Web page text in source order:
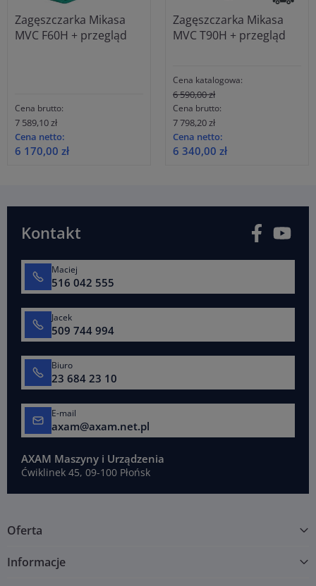
Zagęszczarka Mikasa
MVC F60H + przegląd
Cena brutto:
7 589,10 zł
Cena netto:
6 170,00 zł
Zagęszczarka Mikasa
MVC T90H + przegląd
Cena katalogowa:
6 590,00 zł
Cena brutto:
7 798,20 zł
Cena netto:
6 340,00 zł
Kontakt Facebook
Maciej
516 042 555
Jacek
509 744 994
Biuro
23 684 23 10
E-mail
axam@axam.net.pl
AXAM Maszyny i Urządzenia
Ćwiklinek 45, 09-100 Płońsk
Oferta
Informacje